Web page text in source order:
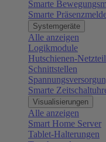
Smarte
Smarte
Systemgeräte
Alle anzeigen
Logikmodule
Hutschienen-
Schnittstellen
Smarte
Visualisierungen
Alle anzeigen
Smart Home Server
Tablet-Halterungen